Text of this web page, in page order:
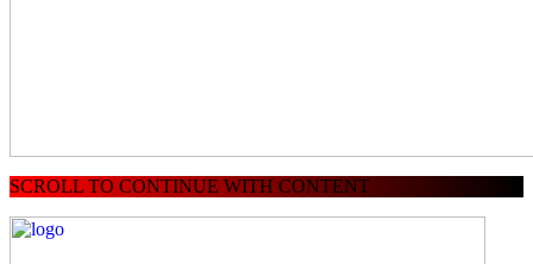
SCROLL TO CONTINUE WITH CONTENT